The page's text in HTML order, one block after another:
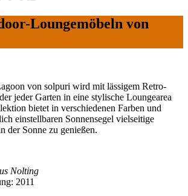
Loungemöbeln von
von solpuri wird mit lässigem Retro-
jeder Garten in eine stylische Loungearea
bietet in verschiedenen Farben und
einstellbaren Sonnensegel vielseitige
der Sonne zu genießen.
Nolting
2011